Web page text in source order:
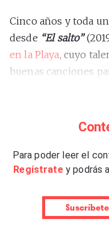
Cinco años y toda
desde “El salto”
en la Playa, cuyo
buenas canciones
mejor indie
producción con las
este, también,
no se limiten a
digital portátil
Para poder leer el
Regístrate y podrás
Suscríbete